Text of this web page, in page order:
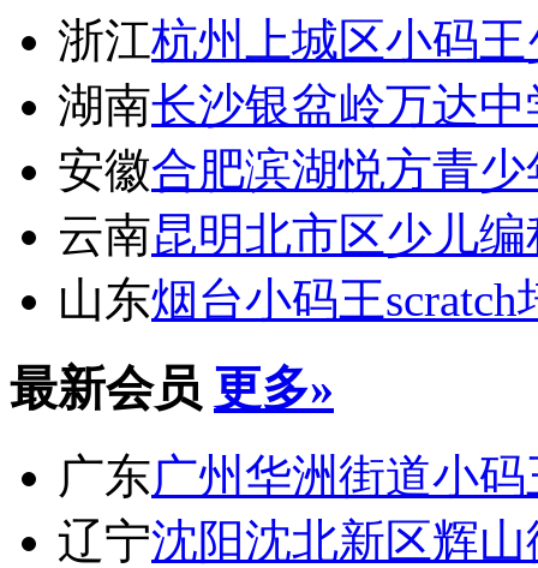
浙江杭州上城区小码
湖南长沙银盆岭万达
安徽合肥滨湖悦方青
云南昆明北市区少儿
山东烟台小码王scratch
最新会员 更多»
广东广州华洲街道小
辽宁沈阳沈北新区辉